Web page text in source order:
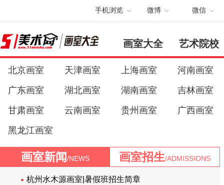
手机浏览 微博 微信
画室大全 艺术院校
北京画室 天津画室 上海画室
河南画室
广东画室
湖北画室 湖南画室
吉林画室
甘肃画室
云南画室 贵州画室
广西画室
黑龙江画室
画室新闻/NEWS 画室招生/ADMISSIONS
杭州水木源画室|暑假班招生简章